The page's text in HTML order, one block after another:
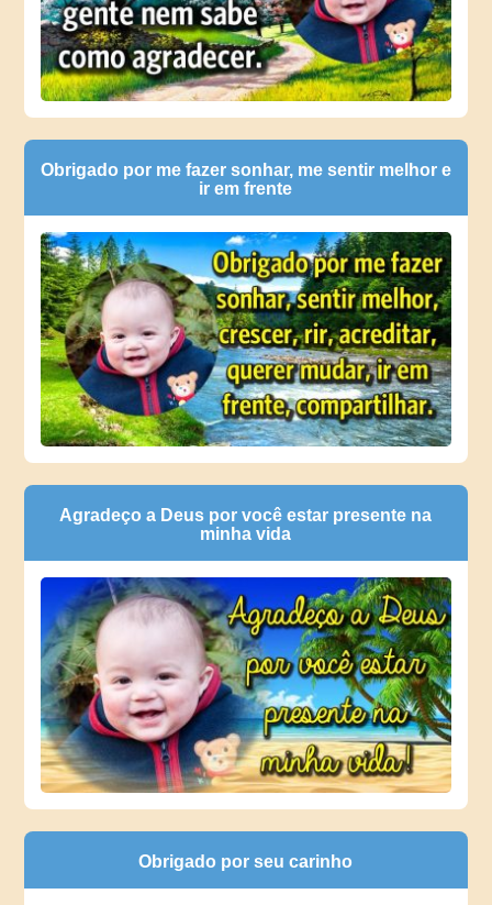
Obrigado por me fazer sonhar, me sentir melhor e
ir em frente
Agradeço a Deus por você estar presente na
minha vida
Obrigado por seu carinho